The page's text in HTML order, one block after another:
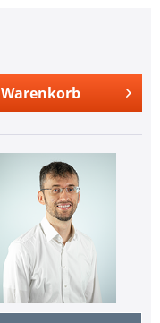
Warenkorb